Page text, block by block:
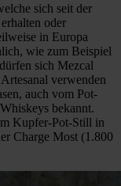
sich seit der
oder
in Europa
wie zum Beispiel
sich Mezcal
verwenden
auch vom Pot-
bekannt.
Kupfer-Pot-Still in
Charge Most (1.800